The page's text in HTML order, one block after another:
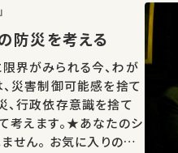
防災を考える
界がみられる今、わが
災害制御可能感を捨て
、行政依存意識を捨て
考えます。★あなたのシ
せん。 お気に入りの講